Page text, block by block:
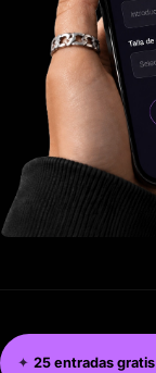
✦ 25 entradas gratis